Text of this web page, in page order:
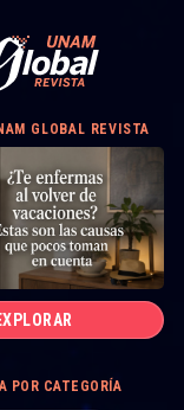
GLOBAL REVISTA
POR CATEGORÍA
Y SEXUALIDAD